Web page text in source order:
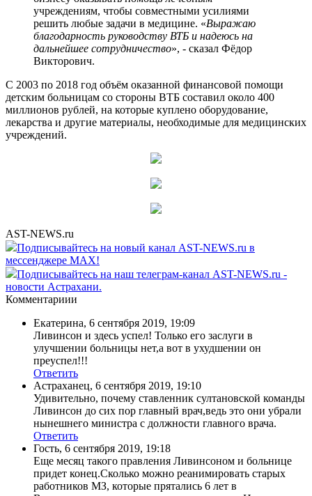
учреждениям, чтобы совместными усилиями
решить любые задачи в медицине. «Выражаю
благодарность руководству ВТБ и надеюсь на
дальнейшее сотрудничество», - сказал Фёдор
Викторович.
С 2003 по 2018 год объём оказанной финансовой помощи
детским больницам со стороны ВТБ составил около 400
миллионов рублей, на которые куплено оборудование,
лекарства и другие материалы, необходимые для медицинских
учреждений.
AST-NEWS.ru
Подписывайтесь на новый канал AST-NEWS.ru в
мессенджере MAX!
Подписывайтесь на наш телеграм-канал AST-NEWS.ru -
новости Астрахани.
Комментариии
Екатерина, 6 сентября 2019, 19:09
Ливинсон и здесь успел! Только его заслуги в
улучшении больницы нет,а вот в ухудшении он
преуспел!!!
Ответить
Астраханец, 6 сентября 2019, 19:10
Удивительно, почему ставленник султановской команды
Ливинсон до сих пор главный врач,ведь это они убрали
нынешнего министра с должности главного врача.
Ответить
Гость, 6 сентября 2019, 19:18
Еще месяц такого правления Ливинсоном и больнице
придет конец.Сколько можно реанимировать старых
работников МЗ, которые прятались 6 лет в